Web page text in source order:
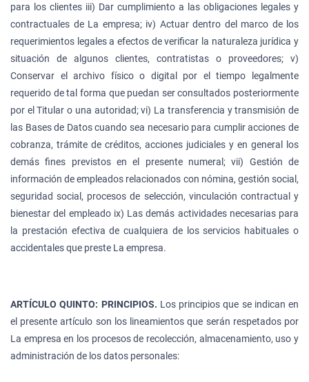
para los clientes iii) Dar cumplimiento a las obligaciones legales y
contractuales de La empresa; iv) Actuar dentro del marco de los
requerimientos legales a efectos de verificar la naturaleza jurídica y
situación de algunos clientes, contratistas o proveedores; v)
Conservar el archivo físico o digital por el tiempo legalmente
requerido de tal forma que puedan ser consultados posteriormente
por el Titular o una autoridad; vi) La transferencia y transmisión de
las Bases de Datos cuando sea necesario para cumplir acciones de
cobranza, trámite de créditos, acciones judiciales y en general los
demás fines previstos en el presente numeral; vii) Gestión de
información de empleados relacionados con nómina, gestión social,
seguridad social, procesos de selección, vinculación contractual y
bienestar del empleado ix) Las demás actividades necesarias para
la prestación efectiva de cualquiera de los servicios habituales o
accidentales que preste La empresa.
ARTÍCULO QUINTO: PRINCIPIOS. Los principios que se indican en
el presente artículo son los lineamientos que serán respetados por
La empresa en los procesos de recolección, almacenamiento, uso y
administración de los datos personales: